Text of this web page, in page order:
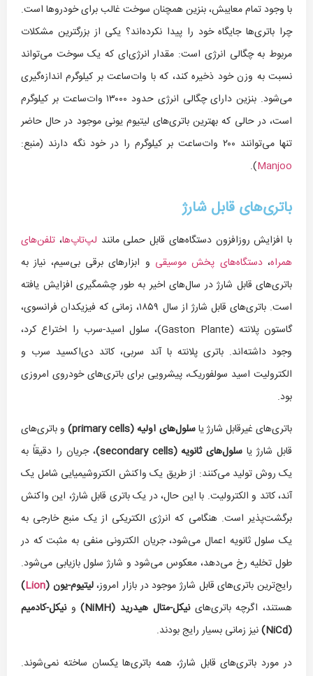
با وجود تمام معایبش، بنزین همچنان سوخت غالب برای خودروها است.
چرا باتری‌ها جایگاه خود را پیدا نکرده‌اند؟ یکی از بزرگترین مشکلات
مربوط به چگالی انرژی است: مقدار انرژی‌ای که یک سوخت می‌تواند
نسبت به وزن خود ذخیره کند، که با وات‌ساعت بر کیلوگرم اندازه‌گیری
می‌شود. بنزین دارای چگالی انرژی حدود ۱۳۰۰۰ وات‌ساعت بر کیلوگرم
است، در حالی که بهترین باتری‌های لیتیوم یونی موجود در حال حاضر
تنها می‌توانند ۲۰۰ وات‌ساعت بر کیلوگرم را در خود نگه دارند (منبع:
Manjoo
).
باتری‌های قابل شارژ
با افزایش روزافزون دستگاه‌های قابل حملی مانند لپ‌تاپ‌ها، تلفن‌های
همراه،دستگاه‌های پخش موسیقی و ابزارهای برقی بی‌سیم، نیاز به
باتری‌های قابل شارژ در سال‌های اخیر به طور چشمگیری افزایش یافته
است. باتری‌های قابل شارژ از سال ۱۸۵۹، زمانی که فیزیکدان فرانسوی،
گاستون پلانته (Gaston Plante)، سلول اسید-سرب را اختراع کرد،
وجود داشته‌اند. باتری پلانته با آند سربی، کاتد دی‌اکسید سرب و
الکترولیت اسید سولفوریک، پیشرویی برای باتری‌های خودروی امروزی
بود.
باتری‌های غیرقابل شارژ یاسلول‌های اولیه (primary cells
)و باتری‌های
قابل شارژ یا سلول‌های ثانویه (secondary cells
)، جریان را دقیقاً به
یک روش تولید می‌کنند: از طریق یک واکنش الکتروشیمیایی شامل یک
آند، کاتد و الکترولیت. با این حال، در یک باتری قابل شارژ، این واکنش
برگشت‌پذیر است. هنگامی که انرژی الکتریکی از یک منبع خارجی به
یک سلول ثانویه اعمال می‌شود، جریان الکترونی منفی به مثبت که در
طول تخلیه رخ می‌دهد، معکوس می‌شود و شارژ سلول بازیابی می‌شود.
رایج‌ترین باتری‌های قابل شارژ موجود در بازار امروز،لیتیوم-یون (Lion
)
هستند، اگرچه باتری‌هاینیکل-متال هیدرید (NiMH
)ونیکل-کادمیم
(
NiCd
)نیز زمانی بسیار رایج بودند.
در مورد باتری‌های قابل شارژ، همه باتری‌ها یکسان ساخته نمی‌شوند.